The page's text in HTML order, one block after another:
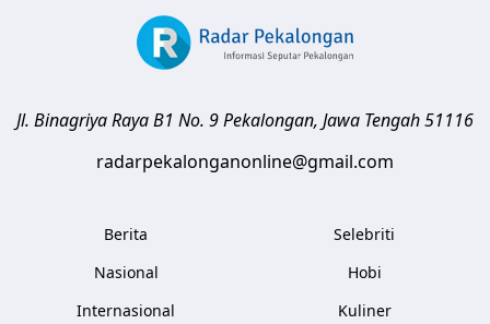
Jl. Binagriya Raya B1 No. 9Pekalongan, Jawa Tengah51116
radarpekalonganonline@gmail.com
Berita
Nasional
Internasional
Selebriti
Hobi
Kuliner